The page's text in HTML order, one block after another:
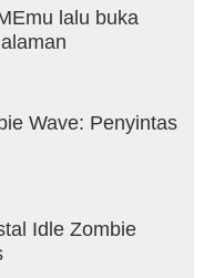
Duduk dan
di tengah
untuk
dengan gelombang
Jumlah musuh
dari lebih dari 25
dilengkapi dengan
lalu buka
Wave: Penyintas
Idle Zombie